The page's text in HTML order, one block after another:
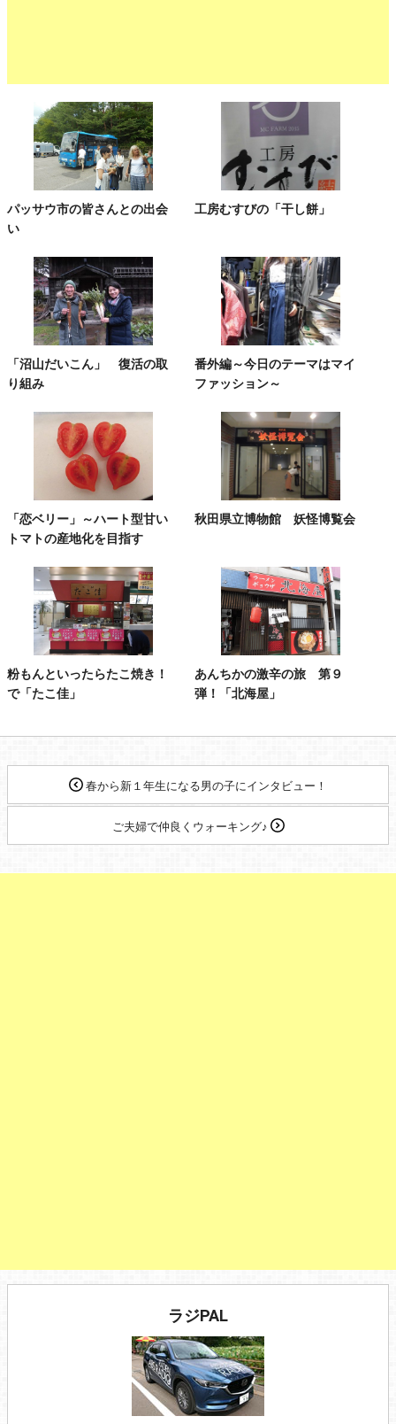
パッサウ市の皆さんとの出会
い
工房むすびの「干し餅」
「沼山だいこん」 復活の取
り組み
番外編～今日のテーマはマイ
ファッション～
「恋ベリー」～ハート型甘い
トマトの産地化を目指す
秋田県立博物館 妖怪博覧会
粉もんといったらたこ焼き！
で「たこ佳」
あんちかの激辛の旅 第９
弾！「北海屋」
春から新１年生になる男の子にインタビュー！
ご夫婦で仲良くウォーキング♪
ラジPAL